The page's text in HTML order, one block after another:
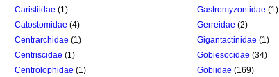
Caristiidae (1) Gastromyzontidae (1)
Catostomidae (4) Gerreidae (2)
Centrarchidae (1) Gigantactinidae (1)
Centriscidae (1) Gobiesocidae (34)
Centrolophidae (1) Gobiidae (169)